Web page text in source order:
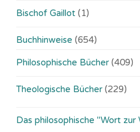
Bischof Gaillot (1)
Buchhinweise (654)
Philosophische Bücher (409)
Theologische Bücher (229)
Das philosophische "Wort zur